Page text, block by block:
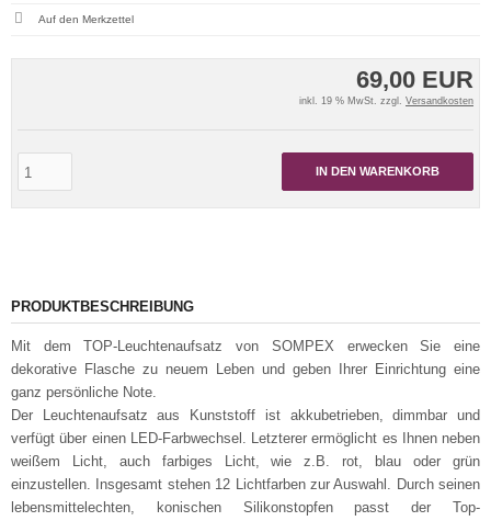
69,00 EUR
inkl. 19 % MwSt. zzgl. Versandkosten
IN DEN WARENKORB
PRODUKTBESCHREIBUNG
Mit dem TOP-Leuchtenaufsatz von SOMPEX erwecken Sie eine
dekorative Flasche zu neuem Leben und geben Ihrer Einrichtung eine
ganz persönliche Note.
Der Leuchtenaufsatz aus Kunststoff ist akkubetrieben, dimmbar und
verfügt über einen LED-Farbwechsel. Letzterer ermöglicht es Ihnen neben
weißem Licht, auch farbiges Licht, wie z.B. rot, blau oder grün
einzustellen. Insgesamt stehen 12 Lichtfarben zur Auswahl. Durch seinen
lebensmittelechten, konischen Silikonstopfen passt der Top-